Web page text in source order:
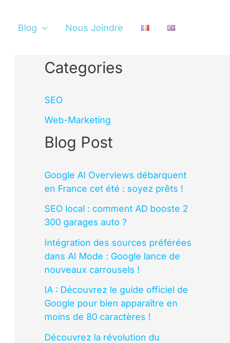
Blog Nous Joindre
Categories
SEO
Web-Marketing
Blog Post
Google AI Overviews débarquent
en France cet été : soyez prêts !
SEO local : comment AD booste 2
300 garages auto ?
Intégration des sources préférées
dans AI Mode : Google lance de
nouveaux carrousels !
IA : Découvrez le guide officiel de
Google pour bien apparaître en
moins de 80 caractères !
Découvrez la révolution du